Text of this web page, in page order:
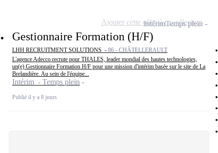
Gestionnaire Formation (H/F)
LHH RECRUITMENT SOLUTIONS - 86 - CHÂTELLERAULT
L'agence Adecco recrute pour THALES, leader mondial des hautes technologies,
un(e) Gestionnaire Formation H/F pour une mission d'intérim basée sur le site de La
Brelandière. Au sein de l'équipe...
Intérim - Temps plein
Publié il y a 8 jours
IntérimTemps plein
Ajouter cette offre à ma sélection